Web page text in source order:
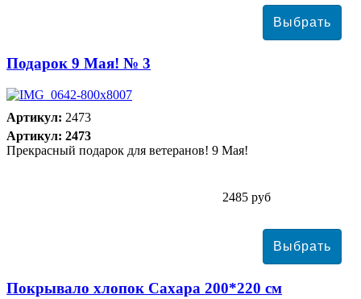
Подарок 9 Мая! № 3
Артикул: 2473
Артикул: 2473
Прекрасный подарок для ветеранов! 9 Мая!
2485 руб
Покрывало хлопок Сахара 200*220 см